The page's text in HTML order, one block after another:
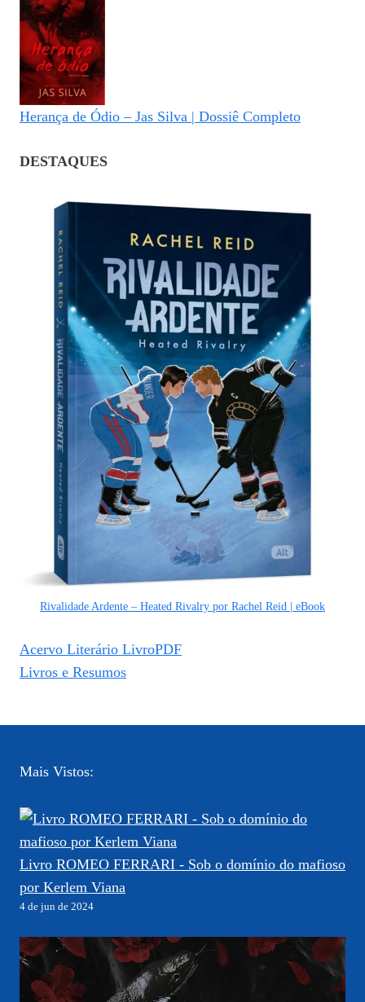
Herança de Ódio – Jas Silva | Dossiê Completo
DESTAQUES
Rivalidade Ardente – Heated Rivalry por Rachel Reid | eBook
Acervo Literário LivroPDF
Livros e Resumos
Mais Vistos:
Livro ROMEO FERRARI - Sob o domínio do mafioso
por Kerlem Viana
4 de jun de 2024